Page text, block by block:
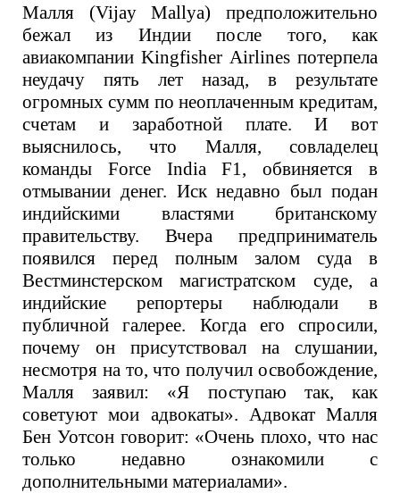
Малля (Vijay Mallya) предположительно
бежал из Индии после того, как
авиакомпанииKingfisher Airlinesпотерпела
неудачу пять лет назад, в результате
огромных сумм по неоплаченным кредитам,
счетам и заработной плате.
И вот
выяснилось, что Малля, совладелец
команды Force India F1, обвиняется в
отмывании денег. Иск недавно был подан
индийскими властями британскому
правительству. Вчера предприниматель
появился перед полным залом суда в
Вестминстерском магистратском суде, а
индийские репортеры наблюдали в
публичной галерее. Когда его спросили,
почему он присутствовал на слушании,
несмотря на то, что получил освобождение,
Малля заявил: «Я поступаю так, как
советуют мои адвокаты». Адвокат Малля
Бен Уотсон говорит: «Очень плохо, что нас
только недавно ознакомили с
дополнительными материалами».